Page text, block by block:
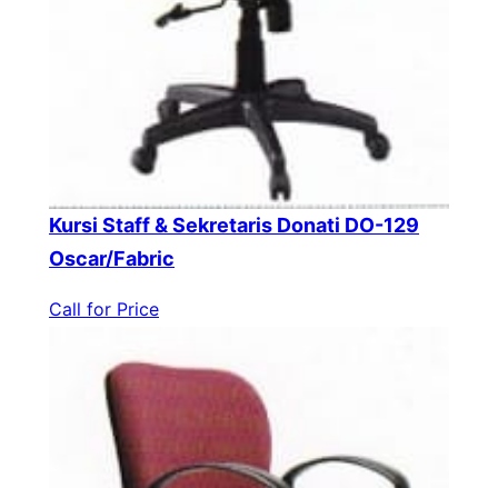
Kursi Staff & Sekretaris Donati DO-129
Oscar/Fabric
Call for Price